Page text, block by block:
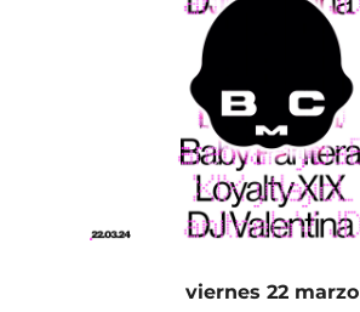
viernes 22 marzo